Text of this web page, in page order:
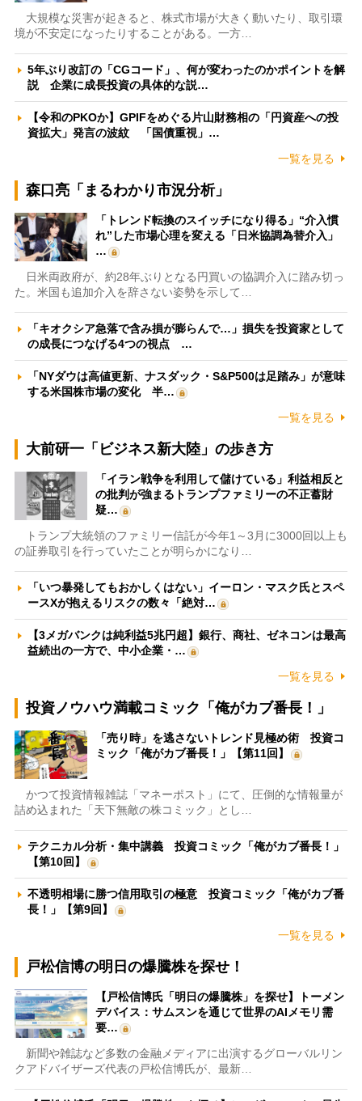
大規模な災害が起きると、株式市場が大きく動いたり、取引環
境が不安定になったりすることがある。一方…
5年ぶり改訂の「CGコード」、何が変わったのかポイントを解
説 企業に成長投資の具体的な説…
【令和のPKOか】GPIFをめぐる片山財務相の「円資産への投
資拡大」発言の波紋 「国債重視」…
一覧を見る
森口亮「まるわかり市況分析」
「トレンド転換のスイッチになり得る」“介入慣
れ”した市場心理を変える「日米協調為替介入」
…
日米両政府が、約28年ぶりとなる円買いの協調介入に踏み切っ
た。米国も追加介入を辞さない姿勢を示して…
「キオクシア急落で含み損が膨らんで…」損失を投資家として
の成長につなげる4つの視点 …
「NYダウは高値更新、ナスダック・S&P500は足踏み」が意味
する米国株市場の変化 半…
一覧を見る
大前研一「ビジネス新大陸」の歩き方
「イラン戦争を利用して儲けている」利益相反と
の批判が強まるトランプファミリーの不正蓄財
疑…
トランプ大統領のファミリー信託が今年1～3月に3000回以上も
の証券取引を行っていたことが明らかになり…
「いつ暴発してもおかしくはない」イーロン・マスク氏とスペ
ースXが抱えるリスクの数々「絶対…
【3メガバンクは純利益5兆円超】銀行、商社、ゼネコンは最高
益続出の一方で、中小企業・…
一覧を見る
投資ノウハウ満載コミック「俺がカブ番長！」
「売り時」を逃さないトレンド見極め術 投資コ
ミック「俺がカブ番長！」【第11回】
かつて投資情報雑誌「マネーポスト」にて、圧倒的な情報量が
詰め込まれた「天下無敵の株コミック」とし…
テクニカル分析・集中講義 投資コミック「俺がカブ番長！」
【第10回】
不透明相場に勝つ信用取引の極意 投資コミック「俺がカブ番
長！」【第9回】
一覧を見る
戸松信博の明日の爆騰株を探せ！
【戸松信博氏「明日の爆騰株」を探せ】トーメン
デバイス：サムスンを通じて世界のAIメモリ需
要…
新聞や雑誌など多数の金融メディアに出演するグローバルリン
クアドバイザーズ代表の戸松信博氏が、最新…